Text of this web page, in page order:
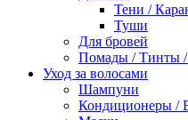
Тени /
Туши
Для бровей
Помады / Тинты /
Уход за волосами
Шампуни
Кондиционеры /